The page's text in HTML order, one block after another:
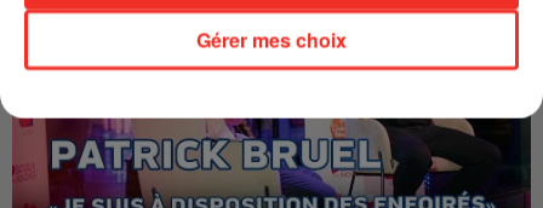
Gérer mes choix